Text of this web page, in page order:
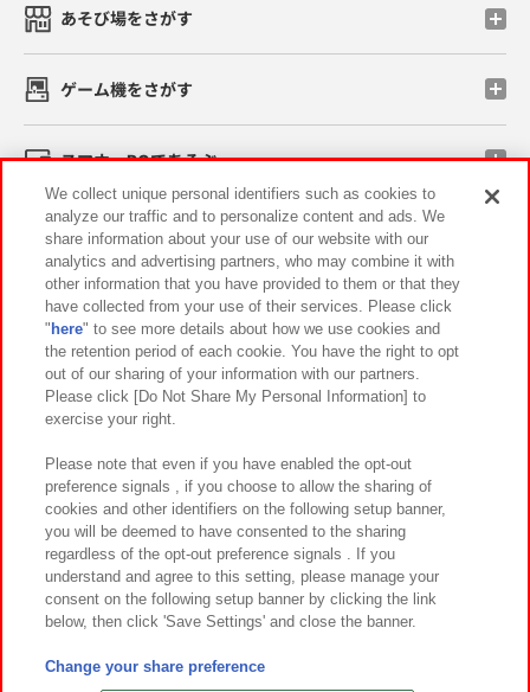
あそび場をさがす
ゲーム機をさがす
スマホ・PCであそぶ
イベント・キャンペーン
関連会社 サステナビリティ サイトポリシー
プライバシーポリシー ウェブアクセシビリティ方針と検証結果
お取引先さまとともに
カスタマーハラスメント対応方針 よくあるご質問・お問い合わせ
©Bandai Namco Amusement Inc.
©Bandai Namco Amusement Lab Inc.
We collect unique personal identifiers such as cookies to
analyze our traffic and to personalize content and ads. We
share information about your use of our website with our
analytics and advertising partners, who may combine it with
other information that you have provided to them or that they
have collected from your use of their services. Please click
" here" to see more details about how we use cookies and
the retention period of each cookie. You have the right to opt
out of our sharing of your information with our partners.
Please click [Do Not Share My Personal Information] to
exercise your right.
Please note that even if you have enabled the opt-out
preference signals , if you choose to allow the sharing of
cookies and other identifiers on the following setup banner,
you will be deemed to have consented to the sharing
regardless of the opt-out preference signals . If you
understand and agree to this setting, please manage your
consent on the following setup banner by clicking the link
below, then click 'Save Settings' and close the banner.
Change your share preference